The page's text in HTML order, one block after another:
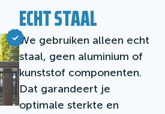
ECHT STAAL
We gebruiken alleen echt
staal, geen aluminium of
kunststof componenten.
Dat garandeert je
optimale sterkte en